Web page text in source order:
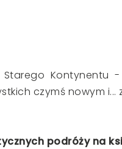
Starego
czymś nowym i...
podróży na